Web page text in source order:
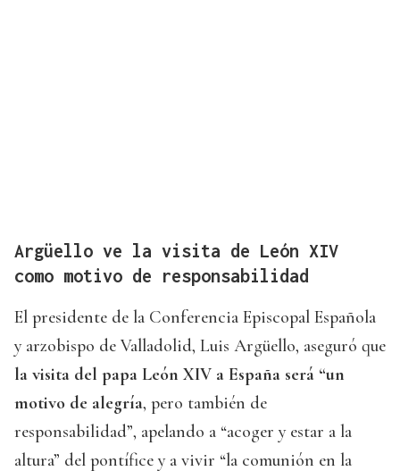
Argüello ve la visita de León XIV
como motivo de responsabilidad
El presidente de la Conferencia Episcopal Española
y arzobispo de Valladolid, Luis Argüello, aseguró que
la visita del papa León XIV a España será “un
motivo de alegría, pero también de
responsabilidad”, apelando a “acoger y estar a la
altura” del pontífice y a vivir “la comunión en la